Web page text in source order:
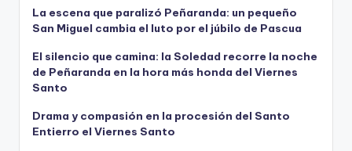
v
í
e
o
La escena que paralizó Peñaranda: un pequeño
San Miguel cambia el luto por el júbilo de Pascua
El silencio que camina: la Soledad recorre la noche
de Peñaranda en la hora más honda del Viernes
Santo
Drama y compasión en la procesión del Santo
Entierro el Viernes Santo